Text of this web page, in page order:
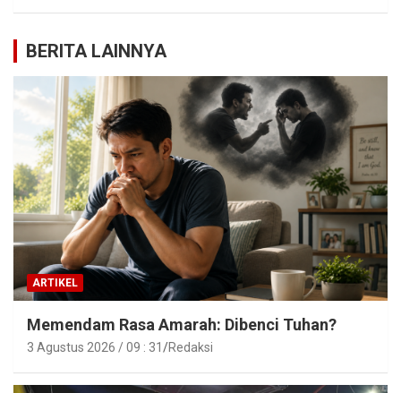
BERITA LAINNYA
ARTIKEL
Memendam Rasa Amarah: Dibenci Tuhan?
3 Agustus 2026 / 09 : 31 Redaksi